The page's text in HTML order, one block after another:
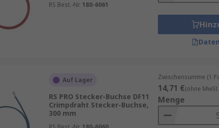
RS Best.-Nr. 180-6061
Auf Lager
RS PRO Stecker-Buchse DF11
Crimpdraht Stecker-Buchse,
300 mm
Zwischensumme (1
14,71 €(ohne
Menge